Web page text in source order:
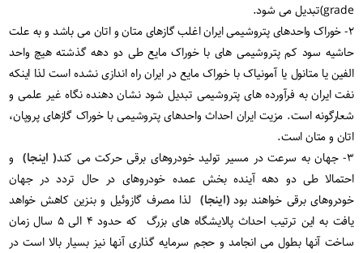
grade)تبدیل می شود.
۲- خوراک واحدهای پتروشیمی ایران اغلب گازهای متان و اتان می باشد و به علت
حاشیه سود کم پتروشیمی های با خوراک مایع طی دو دهه گذشته هیچ واحد
الفین یا متانول یا آمونیاک با خوراک مایع در ایران راه اندازی نشده است لذا اینکه
نفت ایران به فرآورده های پتروشیمی تبدیل شود نشان دهنده نگاه غیر علمی و
شعارگونه است. مزیت ایران احداث واحدهای پتروشیمی با خوراک گازهای پروپان،
اتان و متان است.
۳- جهان به سرعت در مسیر تولید خودروهای برقی حرکت می کند
( اینجا)و
احتمالا طی دو دهه آینده بخش عمده خودروهای در حال تردد در جهان
خودروهای برقی خواهند بود(اینجا)لذا مصرف گازوئیل و بنزین کاهش خواهد
یافت به این ترتیب احداث پالایشگاه های بزرگ که حدود ۴ الی ۵ سال زمان
ساخت آنها بطول می انجامد و حجم سرمایه گذاری آنها نیز بسیار بالا است در